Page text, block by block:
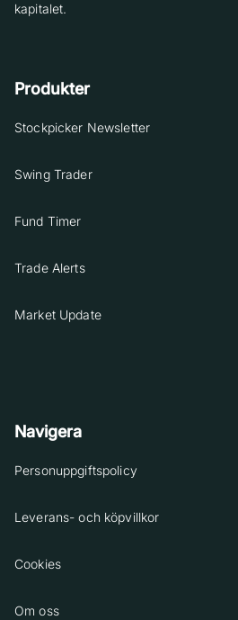
kapitalet.
Produkter
Stockpicker Newsletter
Swing Trader
Fund Timer
Trade Alerts
Market Update
Navigera
Personuppgiftspolicy
Leverans- och köpvillkor
Cookies
Om oss